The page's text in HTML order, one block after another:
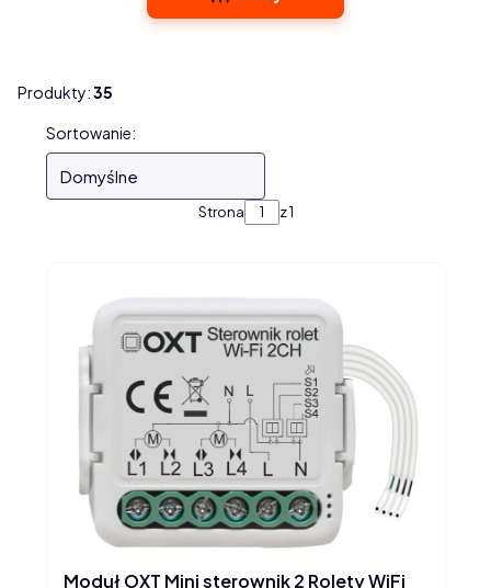
Produkty:35
Lista produktów
Sortowanie:
Domyślne
Strona z 1
Moduł OXT Mini sterownik 2 Rolety WiFi